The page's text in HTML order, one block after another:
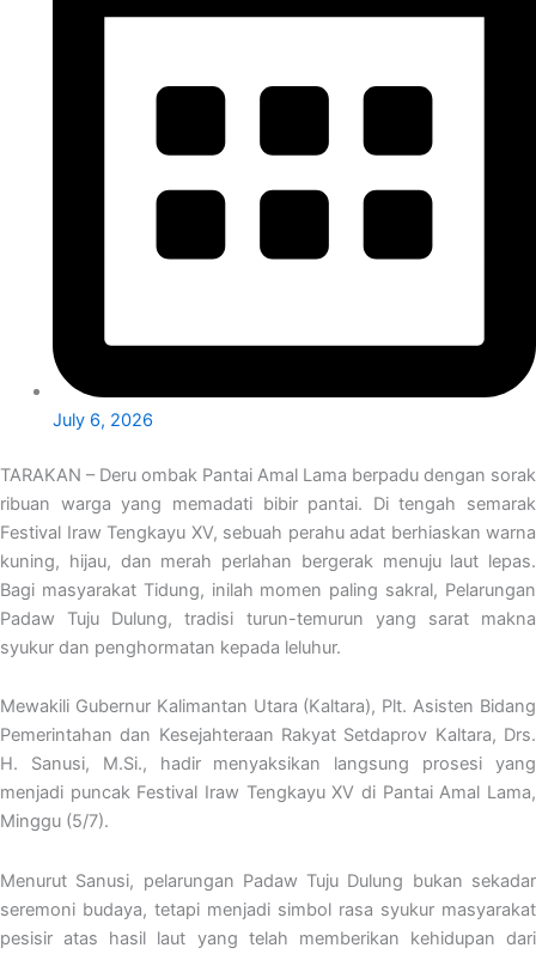
July 6, 2026
TARAKAN – Deru ombak Pantai Amal Lama berpadu dengan sorak
ribuan warga yang memadati bibir pantai. Di tengah semarak
Festival Iraw Tengkayu XV, sebuah perahu adat berhiaskan warna
kuning, hijau, dan merah perlahan bergerak menuju laut lepas.
Bagi masyarakat Tidung, inilah momen paling sakral, Pelarungan
Padaw Tuju Dulung, tradisi turun-temurun yang sarat makna
syukur dan penghormatan kepada leluhur.
Mewakili Gubernur Kalimantan Utara (Kaltara), Plt. Asisten Bidang
Pemerintahan dan Kesejahteraan Rakyat Setdaprov Kaltara, Drs.
H. Sanusi, M.Si., hadir menyaksikan langsung prosesi yang
menjadi puncak Festival Iraw Tengkayu XV di Pantai Amal Lama,
Minggu (5/7).
Menurut Sanusi, pelarungan Padaw Tuju Dulung bukan sekadar
seremoni budaya, tetapi menjadi simbol rasa syukur masyarakat
pesisir atas hasil laut yang telah memberikan kehidupan dari